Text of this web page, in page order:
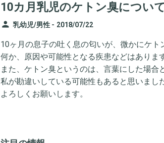
10カ月乳児のケトン臭につい
person 乳幼児/男性 - 2018/07/22
10ヶ月の息子の吐く息の匂いが、微かにケト
何か、原因や可能性となる疾患などはありま
また、ケトン臭というのは、言葉にした場合
私が勘違いしている可能性もあると思いまし
よろしくお願いします。